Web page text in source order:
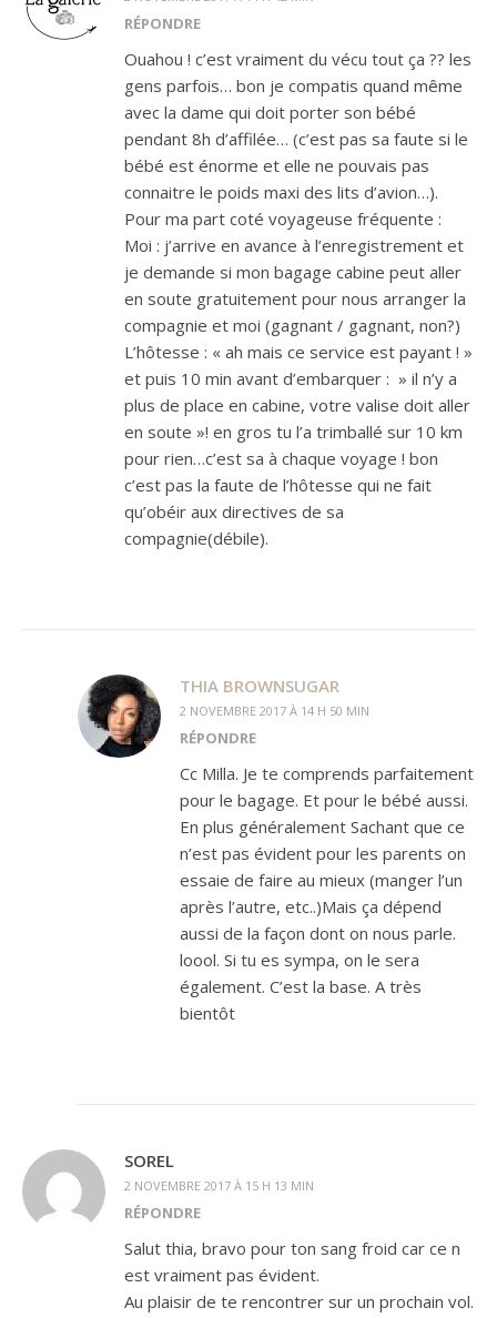
RÉPONDRE
Ouahou ! c’est vraiment du vécu tout ça ?? les
gens parfois… bon je compatis quand même
avec la dame qui doit porter son bébé
pendant 8h d’affilée… (c’est pas sa faute si le
bébé est énorme et elle ne pouvais pas
connaitre le poids maxi des lits d’avion…).
Pour ma part coté voyageuse fréquente :
Moi : j’arrive en avance à l’enregistrement et
je demande si mon bagage cabine peut aller
en soute gratuitement pour nous arranger la
compagnie et moi (gagnant / gagnant, non?)
L’hôtesse : « ah mais ce service est payant ! »
et puis 10 min avant d’embarquer : » il n’y a
plus de place en cabine, votre valise doit aller
en soute »! en gros tu l’a trimballé sur 10 km
pour rien…c’est sa à chaque voyage ! bon
c’est pas la faute de l’hôtesse qui ne fait
qu’obéir aux directives de sa
compagnie(débile).
THIA BROWNSUGAR
2 NOVEMBRE 2017 À 14 H 50 MIN
RÉPONDRE
Cc Milla. Je te comprends parfaitement
pour le bagage. Et pour le bébé aussi.
En plus généralement Sachant que ce
n’est pas évident pour les parents on
essaie de faire au mieux (manger l’un
après l’autre, etc..)Mais ça dépend
aussi de la façon dont on nous parle.
loool. Si tu es sympa, on le sera
également. C’est la base. A très
bientôt
SOREL
2 NOVEMBRE 2017 À 15 H 13 MIN
RÉPONDRE
Salut thia, bravo pour ton sang froid car ce n
est vraiment pas évident.
Au plaisir de te rencontrer sur un prochain vol.